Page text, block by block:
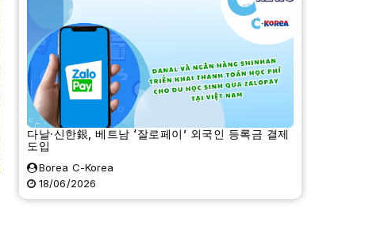
다날·신한銀, 베트남 ‘잘로페이’ 외국인 등록금 결제
도입
Borea C-Korea
18/06/2026